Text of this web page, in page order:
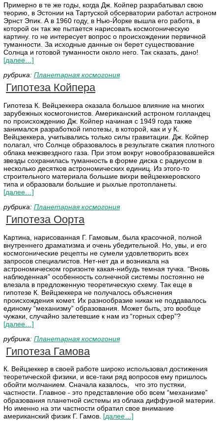
Примерно в те же годы, когда Дж. Койпер разрабатывал свою
теорию, в Эстонии на Тартуской обсерватории работал астроном
Эрнст Эпик. А в 1960 году, в Нью-Йорке вышла его работа, в
которой он так же пытается нарисовать космогоническую
картину. го не интересует вопрос о происхождении первичной
туманности. За исходные данные он берет существование
Солнца и готовой туманности около него. Так сказать, дано!
[далее…]
рубрика: Планетарная космогония
Гипотеза Койпера
Гипотеза К. Вейцзеккера оказала большое влияние на многих
зарубежных космогонистов. Американский астроном голландец
по происхождению Дж. Койпер начиная с 1949 года также
занимался разработкой гипотезы, в которой, как и у К.
Вейцзеккера, учитывались только силы гравитации. Дж. Койпер
полагал, что Солнце образовалось в результате сжатия плотного
облака межзвездного газа. При этом вокруг новообразовавшейся
звезды сохранилась туманность в форме диска с радиусом в
несколько десятков астрономических единиц. Из этого-то
строительного материала большие вихри вейцзеккеровского
типа и образовали большие и рыхлые протопланеты.
[далее…]
рубрика: Планетарная космогония
Гипотеза Оорта
Картина, нарисованная Г. Гамовым, была красочной, полной
внутреннего драматизма и очень убедительной. Но, увы, и его
космогонические рецепты не сумели удовлетворить всех
запросов специалистов. Нет-нет да и возникала на
астрономическом горизонте какая-нибудь темная тучка. “Вновь
наблюденная” особенность солнечной системы постоянно не
влезала в предложенную теоретическую схему. Так еще в
гипотезе К. Вейцзеккера не получалось объяснения
происхождения комет. Их разнообразие никак не поддавалось
единому “механизму” образования. Может быть, это вообще
чужаки, случайно залетевшие к нам из “горных сфер”?
[далее…]
рубрика: Планетарная космогония
Гипотеза Гамова
К. Вейцзеккер в своей работе широко использовал достижения
теоретической физики, и все-таки ряд вопросов ему пришлось
обойти молчанием. Сначала казалось, что это пустяки,
частности. Главное - это представление обо всем “механизме”
образования планетной системы из облака диффузной материи.
Но именно на эти частности обратил свое внимание
американский физик Г. Гамов. [далее…]